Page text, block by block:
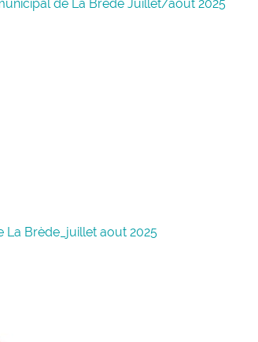
de La Brède Juillet/aout 2025
La Brède_juillet aout 2025